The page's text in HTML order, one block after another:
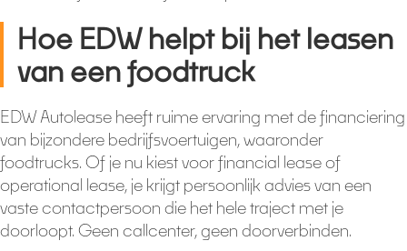
Hoe EDW helpt bij het leasen
van een foodtruck
EDW Autolease heeft ruime ervaring met de financiering
van bijzondere bedrijfsvoertuigen, waaronder
foodtrucks. Of je nu kiest voor financial lease of
operational lease, je krijgt persoonlijk advies van een
vaste contactpersoon die het hele traject met je
doorloopt. Geen callcenter, geen doorverbinden.